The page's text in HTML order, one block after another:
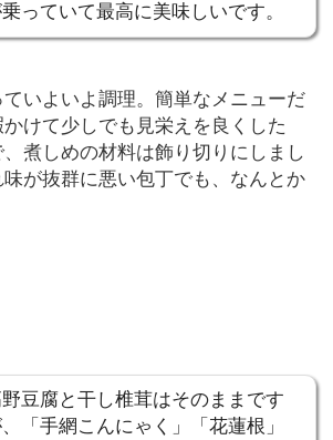
っていて最高に美味しいです。
いよいよ調理。簡単なメニューだ
けて少しでも見栄えを良くした
煮しめの材料は飾り切りにしまし
が抜群に悪い包丁でも、なんとか
豆腐と干し椎茸はそのままです
「手網こんにゃく」「花蓮根」